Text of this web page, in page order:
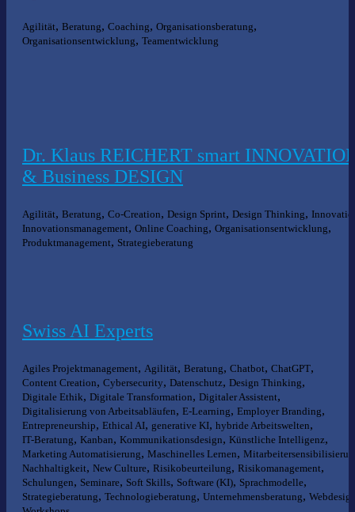
Agilität, Beratung, Coaching, Organisationsberatung,
Organisationsentwicklung, Teamentwicklung
Dr. Klaus REICHERT smart
& Business DESIGN
Agilität, Beratung, Co-Creation, Design Sprint, Design Thinking,
Innovationsmanagement, Online Coaching, Organisationsentwicklung,
Produktmanagement, Strategieberatung
Swiss AI Experts
Agiles Projektmanagement, Agilität, Beratung, Chatbot, ChatGPT,
Content Creation, Cybersecurity, Datenschutz, Design Thinking,
Digitale Ethik, Digitale Transformation, Digitaler Assistent,
Digitalisierung von Arbeitsabläufen, E-Learning, Employer Branding,
Entrepreneurship, Ethical AI, generative KI, hybride Arbeitswelten,
IT-Beratung, Kanban, Kommunikationsdesign, Künstliche Intelligenz,
Marketing Automatisierung, Maschinelles Lernen,
Nachhaltigkeit, New Culture, Risikobeurteilung, Risikomanagement,
Schulungen, Seminare, Soft Skills, Software (KI), Sprachmodelle,
Strategieberatung, Technologieberatung, Unternehmensberatung,